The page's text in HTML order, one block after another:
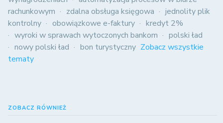
rachunkowym
zdalna obsługa księgowa
jednolity plik
kontrolny
obowiązkowe e-faktury
kredyt 2%
wyroki w sprawach wytoczonych bankom
polski ład
nowy polski ład
bon turystyczny Zobacz wszystkie
tematy
ZOBACZ RÓWNIEŻ